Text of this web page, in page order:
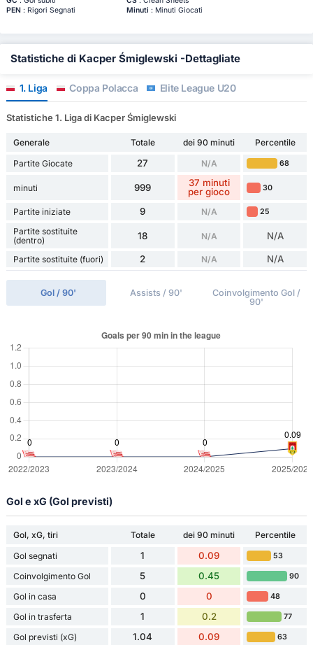
PEN: Rigori Segnati Minuti : Minuti Giocati
Statistiche di Kacper Śmiglewski -Dettagliate
1. Liga Coppa Polacca Elite League U20
Statistiche 1. Liga di Kacper Śmiglewski
Generale Totale dei 90 minuti
Percentile
Partite Giocate
27 N/A 68
minuti 999
37 minuti
per gioco
30
Partite iniziate 9 N/A 25
Partite sostituite
(dentro)
18 N/A N/A
Partite sostituite (fuori) 2 N/A N/A
Gol / 90' Assists / 90'
Coinvolgimento Gol /
90'
Gol e xG (Gol previsti)
Gol, xG, tiri Totale dei 90 minuti
Percentile
Gol segnati
1 0.09 53
Coinvolgimento Gol 5 0.45 90
Gol in casa 0 0 48
Gol in trasferta 1 0.2 77
Gol previsti (xG) 1.04 0.09 63